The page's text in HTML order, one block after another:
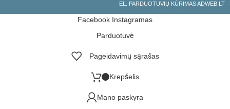
EL. PARDUOTUVIŲ KŪRIMAS ADWEB.LT
Facebook Instagramas
Parduotuvė
Pageidavimų sąrašas
Krepšelis
Mano paskyra